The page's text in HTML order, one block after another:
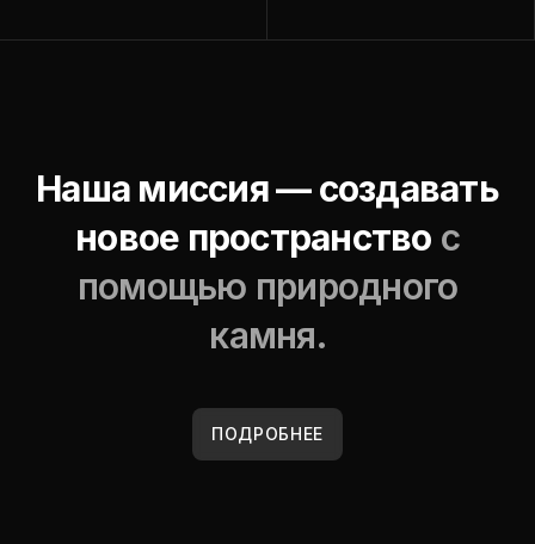
Наша миссия — создавать
новое пространство с
помощью природного
камня.
ПОДРОБНЕЕ